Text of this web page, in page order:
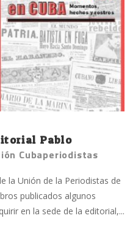
Pablo
Cubaperiodistas
la Unión de la Periodistas de
publicados algunos
en la sede de la editorial,...